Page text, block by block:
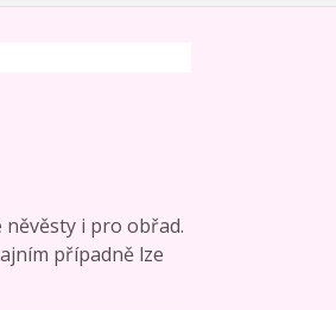
i pro obřad.
případně lze